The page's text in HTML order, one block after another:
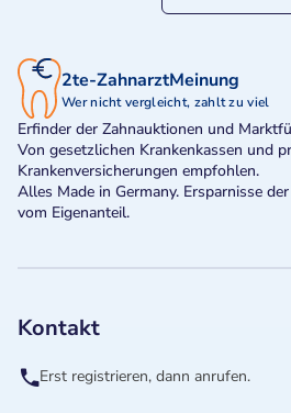
2te-ZahnarztMeinung
Wer nicht vergleicht, zahlt zu viel
Erfinder der Zahnauktionen und
Von gesetzlichen Krankenkassen und
Krankenversicherungen empfohlen.
Alles Made in Germany. Ersparnisse
vom Eigenanteil.
Kontakt
Erst registrieren, dann anrufen.